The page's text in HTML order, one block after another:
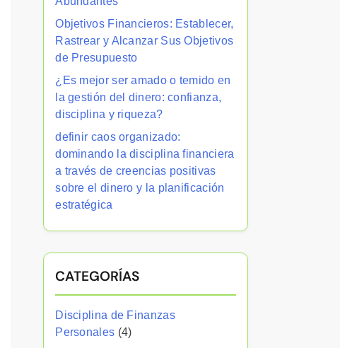
Objetivos Financieros: Establecer,
Rastrear y Alcanzar Sus Objetivos
de Presupuesto
¿Es mejor ser amado o temido en
la gestión del dinero: confianza,
disciplina y riqueza?
definir caos organizado:
dominando la disciplina financiera
a través de creencias positivas
sobre el dinero y la planificación
estratégica
CATEGORÍAS
Disciplina de Finanzas
Personales (4)